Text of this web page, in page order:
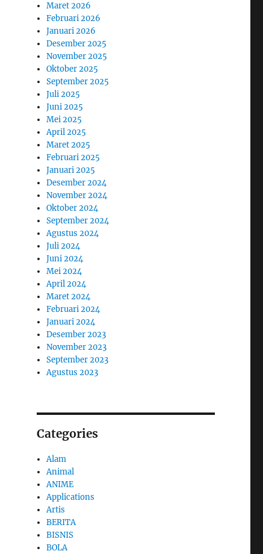
Maret 2026
Februari 2026
Januari 2026
Desember 2025
November 2025
Oktober 2025
September 2025
Juli 2025
Juni 2025
Mei 2025
April 2025
Maret 2025
Februari 2025
Januari 2025
Desember 2024
November 2024
Oktober 2024
September 2024
Agustus 2024
Juli 2024
Juni 2024
Mei 2024
April 2024
Maret 2024
Februari 2024
Januari 2024
Desember 2023
November 2023
September 2023
Agustus 2023
Categories
Alam
Animal
ANIME
Applications
Artis
BERITA
BISNIS
BOLA